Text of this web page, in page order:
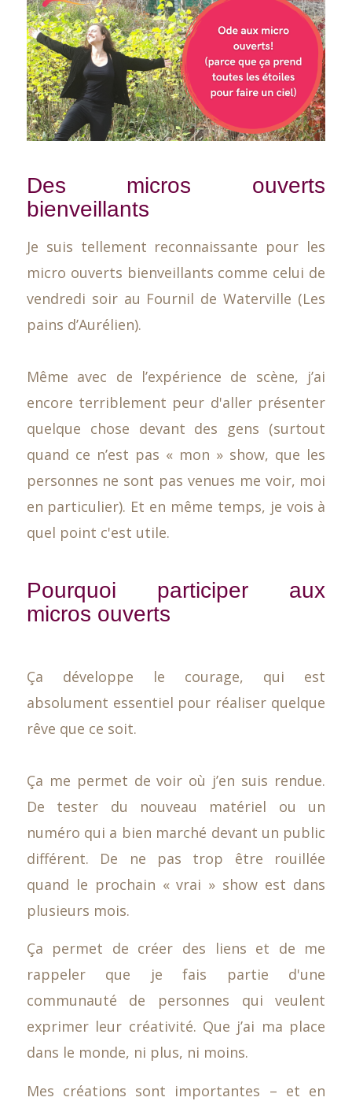
Des micros ouverts
bienveillants
Je suis tellement reconnaissante pour les
micro ouverts bienveillants comme celui de
vendredi soir au Fournil de Waterville (Les
pains d’Aurélien).
Même avec de l’expérience de scène, j’ai
encore terriblement peur d'aller présenter
quelque chose devant des gens (surtout
quand ce n’est pas « mon » show, que les
personnes ne sont pas venues me voir, moi
en particulier). Et en même temps, je vois à
quel point c'est utile.
Pourquoi participer aux
micros ouverts
Ça développe le courage, qui est
absolument essentiel pour réaliser quelque
rêve que ce soit.
Ça me permet de voir où j’en suis rendue.
De tester du nouveau matériel ou un
numéro qui a bien marché devant un public
différent. De ne pas trop être rouillée
quand le prochain « vrai » show est dans
plusieurs mois.
Ça permet de créer des liens et de me
rappeler que je fais partie d'une
communauté de personnes qui veulent
exprimer leur créativité. Que j’ai ma place
dans le monde, ni plus, ni moins.
Mes créations sont importantes – et en